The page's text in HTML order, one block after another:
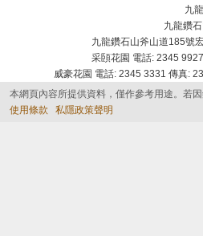
九
九龍鑽
九龍鑽石山斧山道185號
采頣花園 電話: 2345
威豪花園 電話: 2345 3331 傳真:
本網頁內容所提供資料，僅作參考用途。若
使用條款
私隱政策聲明